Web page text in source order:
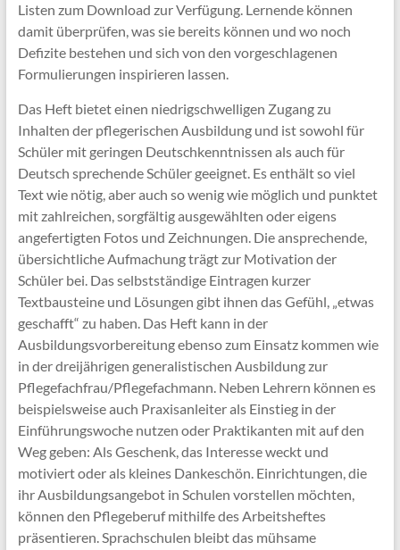
Listen zum Download zur Verfügung. Lernende können
damit überprüfen, was sie bereits können und wo noch
Defizite bestehen und sich von den vorgeschlagenen
Formulierungen inspirieren lassen.
Das Heft bietet einen niedrigschwelligen Zugang zu
Inhalten der pflegerischen Ausbildung und ist sowohl für
Schüler mit geringen Deutschkenntnissen als auch für
Deutsch sprechende Schüler geeignet. Es enthält so viel
Text wie nötig, aber auch so wenig wie möglich und punktet
mit zahlreichen, sorgfältig ausgewählten oder eigens
angefertigten Fotos und Zeichnungen. Die ansprechende,
übersichtliche Aufmachung trägt zur Motivation der
Schüler bei. Das selbstständige Eintragen kurzer
Textbausteine und Lösungen gibt ihnen das Gefühl, „etwas
geschafft“ zu haben. Das Heft kann in der
Ausbildungsvorbereitung ebenso zum Einsatz kommen wie
in der dreijährigen generalistischen Ausbildung zur
Pflegefachfrau/Pflegefachmann. Neben Lehrern können es
beispielsweise auch Praxisanleiter als Einstieg in der
Einführungswoche nutzen oder Praktikanten mit auf den
Weg geben: Als Geschenk, das Interesse weckt und
motiviert oder als kleines Dankeschön. Einrichtungen, die
ihr Ausbildungsangebot in Schulen vorstellen möchten,
können den Pflegeberuf mithilfe des Arbeitsheftes
präsentieren. Sprachschulen bleibt das mühsame